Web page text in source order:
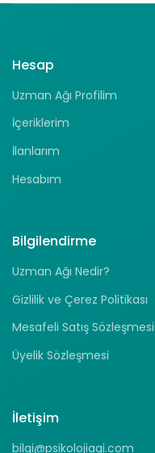
Hesap
Uzman Ağı Profilim
İçeriklerim
İlanlarım
Hesabım
Bilgilendirme
Uzman Ağı Nedir?
Gizlilik ve Çerez Politikası
Mesafeli Satış Sözleşmesi
Üyelik Sözleşmesi
İletişim
bilgi@psikolojiagi.com